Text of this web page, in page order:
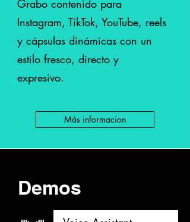
Grabo contenido para
Instagram, TikTok, YouTube, reels
y cápsulas dinámicas con un
estilo fresco, directo y
expresivo.
Más informacion
Demos